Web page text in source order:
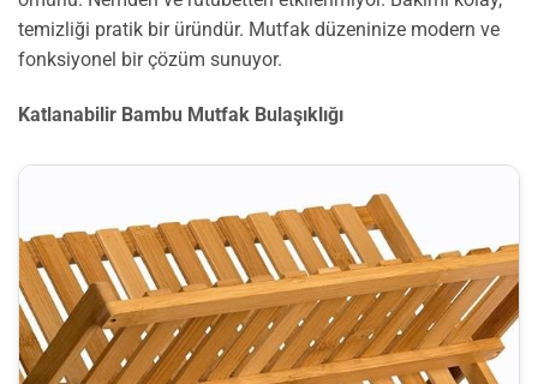
temizliği pratik bir üründür. Mutfak düzeninize modern ve
fonksiyonel bir çözüm sunuyor.
Katlanabilir Bambu Mutfak Bulaşıklığı